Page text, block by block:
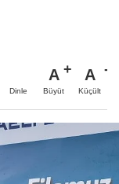
Dinle
A
Büyüt
A
Küçült